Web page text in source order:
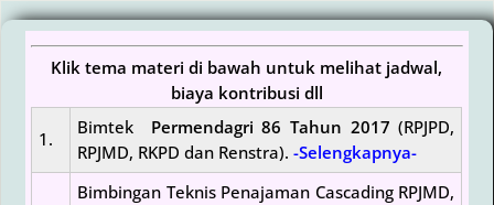
Skip
Klik tema materi di bawah untuk melihat jadwal,
biaya kontribusi dll
1.
Bimtek Permendagri 86 Tahun 2017 (RPJPD,
RPJMD, RKPD dan Renstra).-Selengkapnya-
Bimbingan Teknis Penajaman Cascading RPJMD,